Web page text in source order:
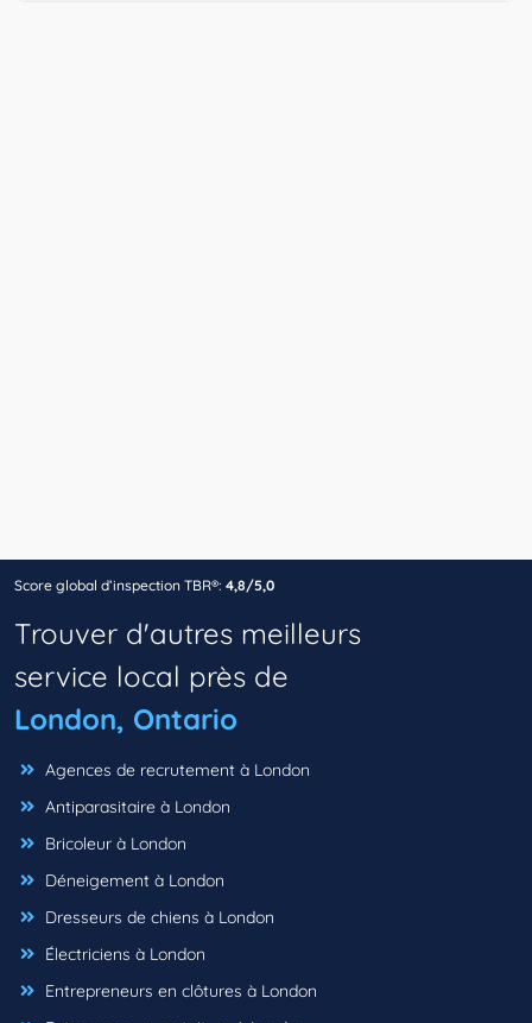
Score global d’inspection TBR®: 4,8/5,0
Trouver d'autres meilleurs
service local près de
London, Ontario
Agences de recrutement à London
Antiparasitaire à London
Bricoleur à London
Déneigement à London
Dresseurs de chiens à London
Électriciens à London
Entrepreneurs en clôtures à London